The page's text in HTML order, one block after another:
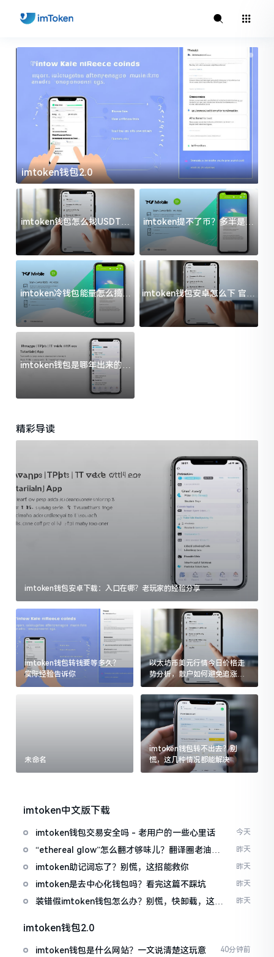
imtoken官方下载
imtoken钱包怎么找USDT地
址？三步搞定不踩坑
imtoken提不了币？多半是这
几件事没处理好
imtoken冷钱包能量怎么搞？
过来人告诉你门道
imtoken钱包安卓怎么下 官方
渠道避坑指南
imtoken钱包是哪年出来的？
一文给你说清楚
精彩导读
imtoken钱包安卓下载：入口在哪？老玩家的经验分享
imtoken钱包转钱要等多久？
实际经验告诉你
以太坊币美元行情今日价格走
势分析，散户如何避免追涨杀
跌被套牢
未命名
imtoken钱包转不出去？别
慌，这几种情况都能解决
imtoken中文版下载
imtoken钱包交易安全吗 - 老用户的一些心里话 今天
“ethereal glow”怎么翻才够味儿？翻译圈老油条
的私房话
昨天
imtoken助记词忘了？别慌，这招能救你 昨天
imtoken是去中心化钱包吗？看完这篇不踩坑 昨天
装错假imtoken钱包怎么办？别慌，快卸载，这几
昨天
imtoken钱包2.0
imtoken钱包是什么网站？一文说清楚这玩意 40分钟前